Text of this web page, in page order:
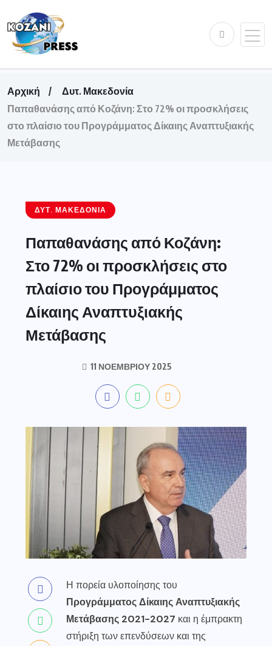
Αρχική
Δυτ. Μακεδονία
Παπαθανάσης από Κοζάνη: Στο 72% οι προσκλήσεις
στο πλαίσιο του Προγράμματος Δίκαιης Αναπτυξιακής
Μετάβασης
ΔΥΤ. ΜΑΚΕΔΟΝΊΑ
Παπαθανάσης από Κοζάνη:
Στο 72% οι προσκλήσεις στο
πλαίσιο του Προγράμματος
Δίκαιης Αναπτυξιακής
Μετάβασης
11 ΝΟΕΜΒΡΊΟΥ 2025
Η πορεία υλοποίησης του
Προγράμματος Δίκαιης Αναπτυξιακής
Μετάβασης 2021-2027 και η έμπρακτη
στήριξη των επενδύσεων και της